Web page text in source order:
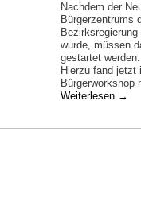
Nachdem der
Bürgerzentrums
wurde, müssen
gestartet werden.
Hierzu fand jetzt
Bürgerworkshop
Weiterlesen →